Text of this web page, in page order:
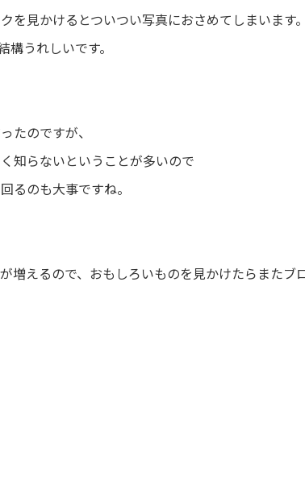
を見かけるとついつい写真におさめてしまいます。
うれしいです。
たのですが、
知らないということが多いので
るのも大事ですね。
増えるので、おもしろいものを見かけたらまたブ